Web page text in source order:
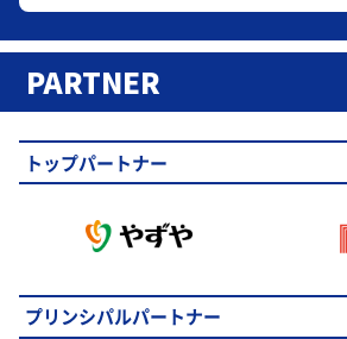
PARTNER
トップパートナー
プリンシパルパートナー